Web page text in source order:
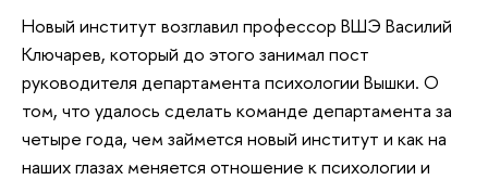
Новый институт возглавил профессор ВШЭ Василий
Ключарев, который до этого занимал пост
руководителя департамента психологии Вышки. О
том, что удалось сделать команде департамента за
четыре года, чем займется новый институт и как на
наших глазах меняется отношение к психологии и